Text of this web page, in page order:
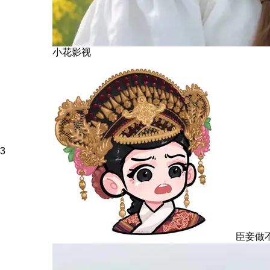
小花影视
3
臣妾做